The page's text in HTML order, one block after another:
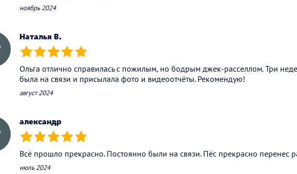
ноябрь 2024
Наталья В.
(*) (*) (*) (*) (*)
Ольга отлично справилась с пожилым, но бодрым джек-расселлом. Три
была на связи и присылала фото и видеоотчёты. Рекомендую!
август 2024
александр
(*) (*) (*) (*) (*)
Всё прошло прекрасно. Постоянно были на связи. Пёс прекрасно перенес
июль 2024